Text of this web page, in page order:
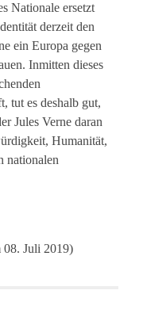
Nationale ersetzt
derzeit den
ein Europa gegen
Inmitten dieses
tut es deshalb gut,
Jules Verne daran
Humanität,
nationalen
08. Juli 2019)